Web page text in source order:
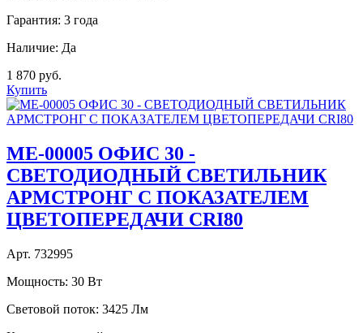
Гарантия: 3 года
Наличие: Да
1 870 руб.
Купить
МE-00005 ОФИС 30 -
СВЕТОДИОДНЫЙ СВЕТИЛЬНИК
АРМСТРОНГ С ПОКАЗАТЕЛЕМ
ЦВЕТОПЕРЕДАЧИ CRI80
Арт. 732995
Мощность: 30 Вт
Световой поток: 3425 Лм